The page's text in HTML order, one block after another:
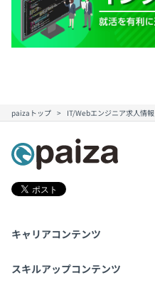
paizaトップ IT/Webエンジニア求人情報
キャリアコンテンツ
転職・キャリア
スキルアップコンテンツ